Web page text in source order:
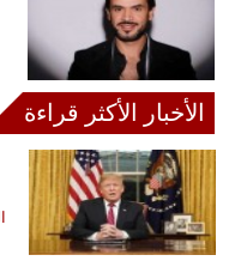
الأخبار الأكثر قراءة